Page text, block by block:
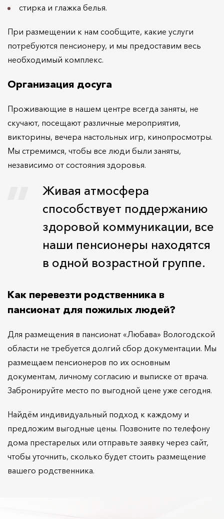
стирка и глажка белья.
При размещении к нам сообщите, какие услуги
потребуются пенсионеру, и мы предоставим весь
необходимый комплекс.
Организация досуга
Проживающие в нашем центре всегда заняты, не
скучают, посещают различные мероприятия,
викторины, вечера настольных игр, кинопросмотры.
Мы стремимся, чтобы все люди были заняты,
независимо от состояния здоровья.
Живая атмосфера
способствует поддержанию
здоровой коммуникации, все
наши пенсионеры находятся
в одной возрастной группе.
Как перевезти родственника в
пансионат для пожилых людей?
Для размещения в пансионат «Любава» Вологодской
области не требуется долгий сбор документации. Мы
размещаем пенсионеров по их основным
документам, личному согласию и выписке от врача.
Забронируйте место по выгодной цене уже сегодня.
Найдём индивидуальный подход к каждому и
предложим выгодные цены. Позвоните по телефону
дома престарелых или отправьте заявку через сайт,
чтобы уточнить, сколько будет стоить размещение
вашего родственника.